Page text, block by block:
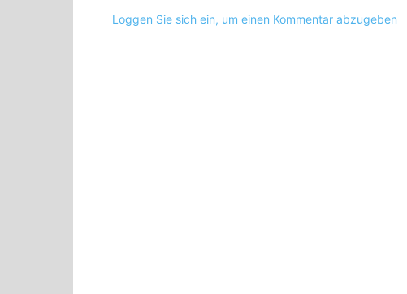
Loggen Sie sich ein, um einen Kommentar abzugeben